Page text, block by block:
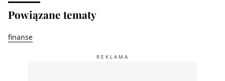
Powiązane tematy
finanse